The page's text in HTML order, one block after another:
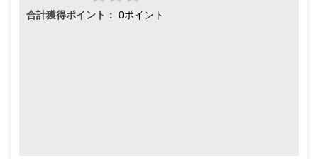
合計獲得ポイント： 0ポイント